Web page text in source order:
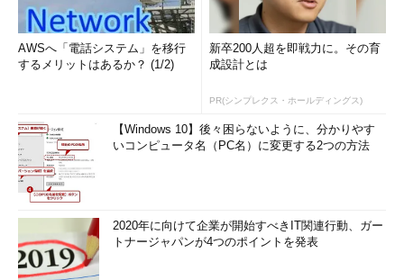
AWSへ「電話システム」を移行
するメリットはあるか？ (1/2)
新卒200人超を即戦力に。その育
成設計とは
PR(シンプレクス・ホールディングス)
【Windows 10】後々困らないように、分かりやす
いコンピュータ名（PC名）に変更する2つの方法
2020年に向けて企業が開始すべきIT関連行動、ガー
トナージャパンが4つのポイントを発表